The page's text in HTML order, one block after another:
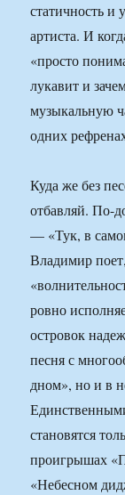
статичность
артиста. И
«просто
лукавит и
музыкальную
одних
Куда же без
отбавляй. По-
— «Тук, в
Владимир
ровно
островок
песня с
дном», но и в
становятся
проигрышах
«Небесном